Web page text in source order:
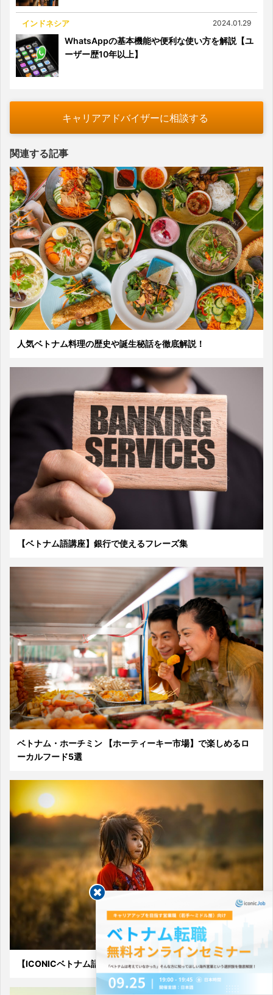
インドネシア 2024.01.29
WhatsAppの基本機能や便利な使い方を解説【ユ
ーザー歴10年以上】
キャリアアドバイザーに相談する
関連する記事
人気ベトナム料理の歴史や誕生秘話を徹底解説！
【ベトナム語講座】銀行で使えるフレーズ集
ベトナム・ホーチミン 【ホーティーキー市場】で楽しめるロ
ーカルフード5選
【ICONICベトナム語講座】呼称表現やはい／いいえの答え方